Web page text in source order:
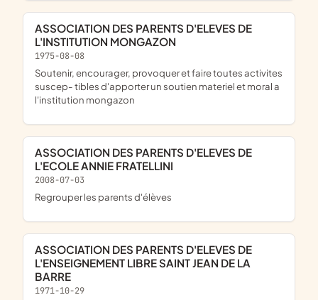
ASSOCIATION DES PARENTS D'ELEVES DE
L'INSTITUTION MONGAZON
1975-08-08
Soutenir, encourager, provoquer et faire toutes activites
suscep- tibles d'apporter un soutien materiel et moral a
l'institution mongazon
ASSOCIATION DES PARENTS D'ELEVES DE
L'ECOLE ANNIE FRATELLINI
2008-07-03
Regrouper les parents d'élèves
ASSOCIATION DES PARENTS D'ELEVES DE
L'ENSEIGNEMENT LIBRE SAINT JEAN DE LA
BARRE
1971-10-29